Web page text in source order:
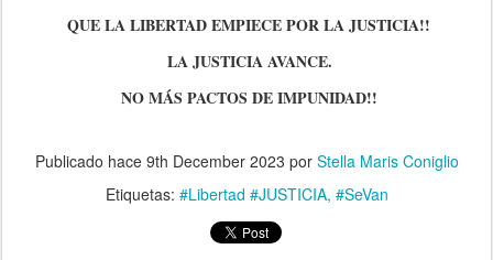
QUE LA LIBERTAD EMPIECE POR LA JUSTICIA!!
LA JUSTICIA AVANCE.
NO MÁS PACTOS DE IMPUNIDAD!!
Publicado hace 9th December 2023 por Stella Maris Coniglio
Etiquetas: #Libertad #JUSTICIA #SeVan